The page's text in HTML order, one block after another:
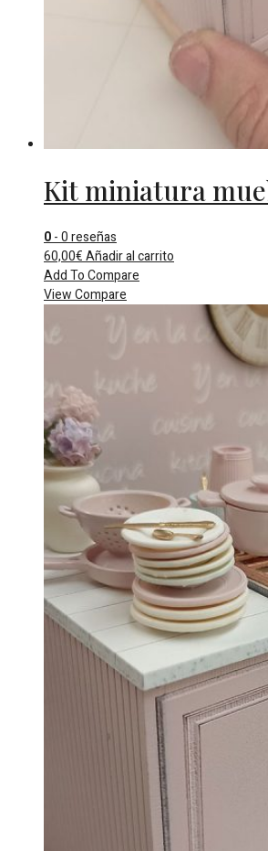
Kit miniatura
0- 0 reseñas
60,00€Añadir al carrito
Add To Compare
View Compare